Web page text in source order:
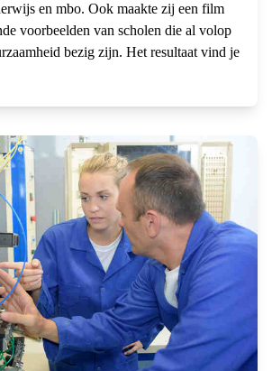
en mbo. Ook maakte zij een film
voorbeelden van scholen die al volop
bezig zijn. Het resultaat vind je